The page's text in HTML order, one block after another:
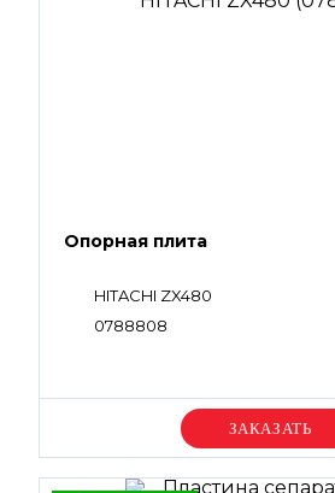
Опорная плита
HITACHI ZX480
0788808
Уточняйте цену